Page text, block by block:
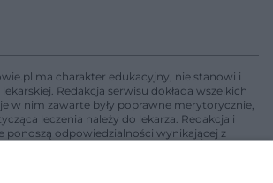
ma charakter edukacyjny, nie stanowi i
Redakcja serwisu dokłada wszelkich
w nim zawarte były poprawne merytorycznie,
leczenia należy do lekarza. Redakcja i
ponoszą odpowiedzialności wynikającej z
w rozumieniu art. 3 ust 1 ustawy o